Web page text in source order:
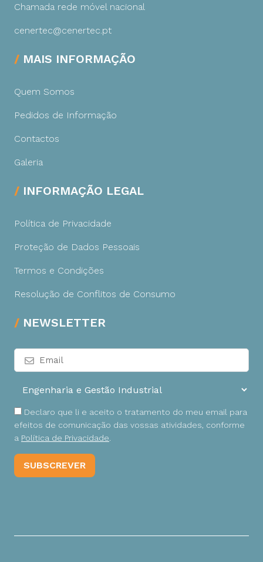
Chamada rede móvel nacional
cenertec@cenertec.pt
MAIS INFORMAÇÃO
Quem Somos
Pedidos de Informação
Contactos
Galeria
INFORMAÇÃO LEGAL
Política de Privacidade
Proteção de Dados Pessoais
Termos e Condições
Resolução de Conflitos de Consumo
NEWSLETTER
Declaro que li e aceito o tratamento do meu email para
efeitos de comunicação das vossas atividades, conforme
a Política de Privacidade